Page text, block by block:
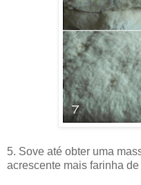
5. Sove até obter uma
acrescente mais farinha de